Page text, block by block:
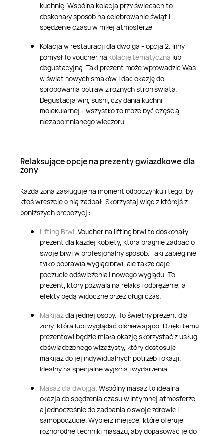
kuchnię. Wspólna kolacja przy świecach to
doskonały sposób na celebrowanie świąt i
spędzenie czasu w miłej atmosferze.
Kolacja w restauracji dla dwojga - opcja 2. Inny
pomysł to voucher na kolację tematyczną lub
degustacyjną. Taki prezent może wprowadzić Was
w świat nowych smaków i dać okazję do
spróbowania potraw z różnych stron świata.
Degustacja win, sushi, czy dania kuchni
molekularnej - wszystko to może być częścią
niezapomnianego wieczoru.
Relaksujące opcje na prezenty gwiazdkowe dla
żony
Każda żona zasługuje na moment odpoczynku i tego, by
ktoś wreszcie o nią zadbał. Skorzystaj więc z którejś z
poniższych propozycji:
Lifting Brwi. Voucher na lifting brwi to doskonały
prezent dla każdej kobiety, która pragnie zadbać o
swoje brwi w profesjonalny sposób. Taki zabieg nie
tylko poprawia wygląd brwi, ale także daje
poczucie odświeżenia i nowego wyglądu. To
prezent, który pozwala na relaks i odprężenie, a
efekty będą widoczne przez długi czas.
Makijażdla jednej osoby. To świetny prezent dla
żony, która lubi wyglądać olśniewająco. Dzięki temu
prezentowi będzie miała okazję skorzystać z usług
doświadczonego wizażysty, który dostosuje
makijaż do jej indywidualnych potrzeb i okazji.
Idealny na specjalne wyjścia i wydarzenia.
Masaż dla dwojga. Wspólny masaż to idealna
okazja do spędzenia czasu w intymnej atmosferze,
a jednocześnie do zadbania o swoje zdrowie i
samopoczucie. Wybierz miejsce, które oferuje
różnorodne techniki masażu, aby dopasować je do